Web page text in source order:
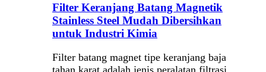
Filter Keranjang Batang Magnetik
Stainless Steel Mudah Dibersihkan
untuk Industri Kimia
Filter batang magnet tipe keranjang baja
tahan karat adalah jenis peralatan filtrasi